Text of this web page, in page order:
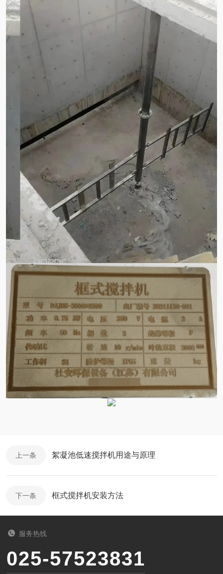
上一条 絮凝池低速搅拌机用途与原理
下一条 框式搅拌机安装方法
服务热线
025-57523831